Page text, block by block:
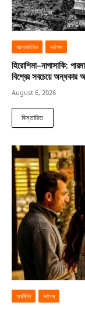
আন্তর্জাতিক সর্বশেষ
হিরোশিমা–নাগাসাকি:
বিশ্বের সবচেয়ে অন্ধকার
August 6, 2026
বিস্তারিত
অর্থনীতি সর্বশেষ